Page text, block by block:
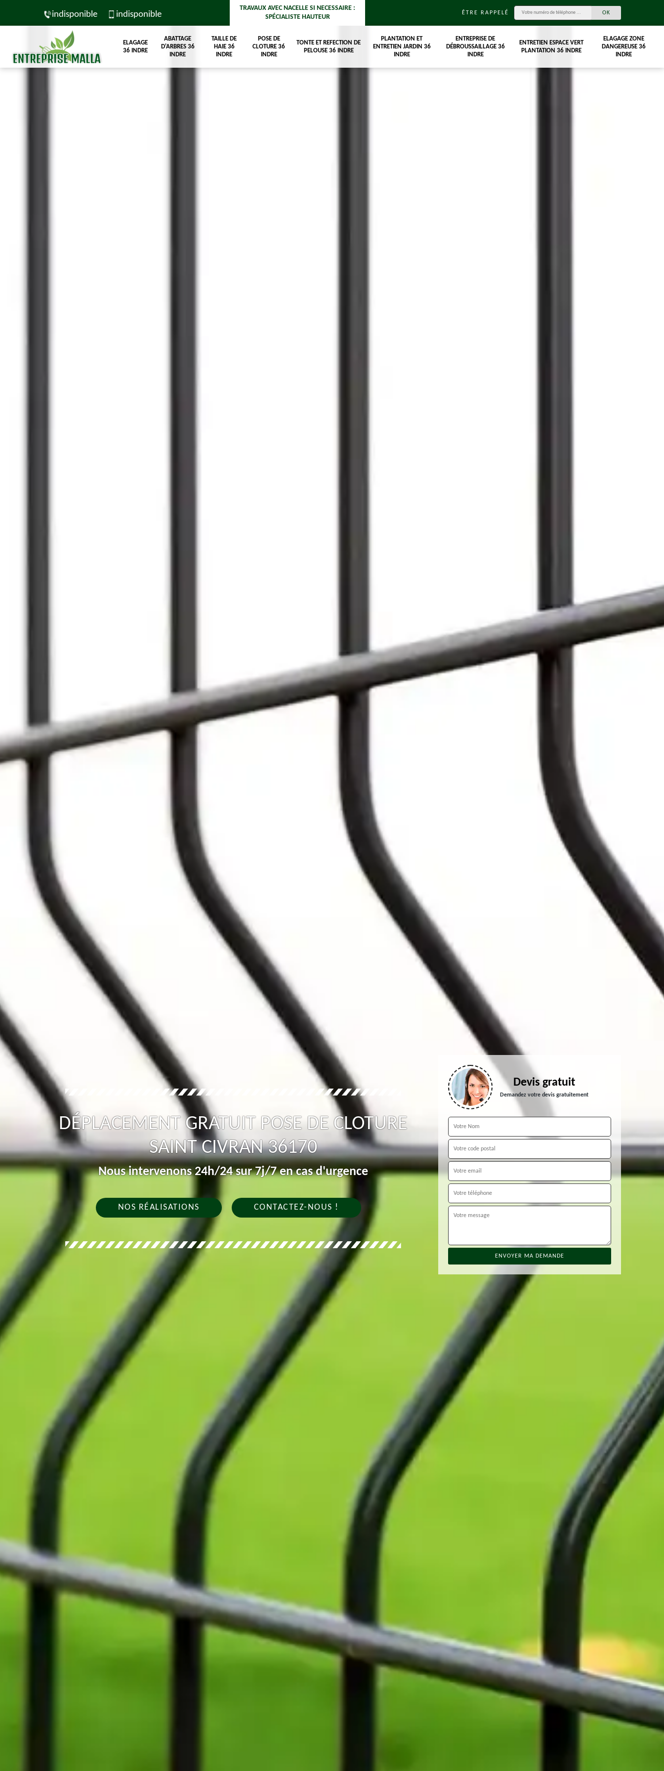
indisponible indisponible
TRAVAUX AVEC NACELLE SI NECESSAIRE :
SPÉCIALISTE HAUTEUR
ÊTRE RAPPELÉ
ELAGAGE
36 INDRE
ABATTAGE
D'ARBRES 36
INDRE
TAILLE DE
HAIE 36
INDRE
POSE DE
CLOTURE 36
INDRE
TONTE ET REFECTION DE
PELOUSE 36 INDRE
PLANTATION ET
ENTRETIEN JARDIN 36
INDRE
ENTREPRISE DE
DÉBROUSSAILLAGE 36
INDRE
ENTRETIEN ESPACE VERT
PLANTATION 36 INDRE
ELAGAGE ZONE
DANGEREUSE 36
INDRE
DÉPLACEMENT GRATUIT POSE DE CLOTURE
SAINT CIVRAN 36170
Nous intervenons 24h/24 sur 7j/7 en cas d'urgence
NOS RÉALISATIONS CONTACTEZ-NOUS !
Devis gratuit
Demandez votre devis gratuitement